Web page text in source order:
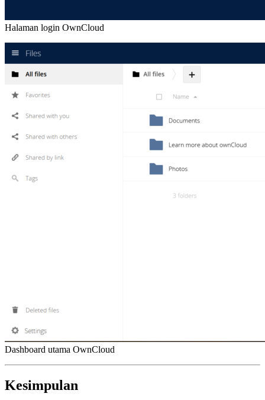
Halaman login OwnCloud
Dashboard utama OwnCloud
Kesimpulan